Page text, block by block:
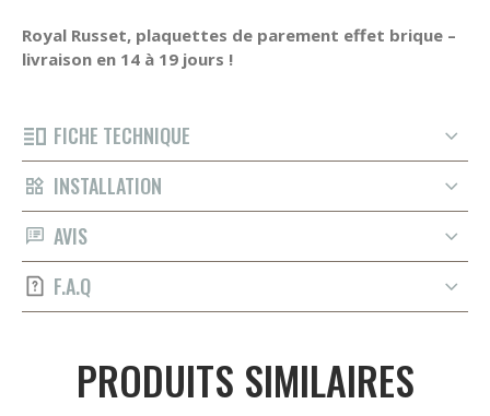
Royal Russet, plaquettes de parement effet brique –
livraison en 14 à 19 jours !
FICHE TECHNIQUE
INSTALLATION
AVIS
F.A.Q
PRODUITS SIMILAIRES